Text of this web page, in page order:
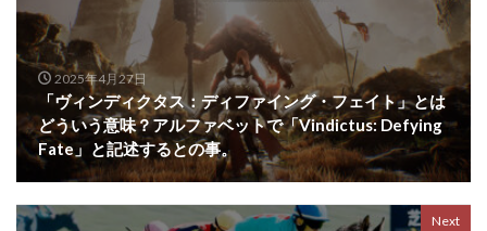
2025年4月27日
「ヴィンディクタス：ディファイング・フェイト」とは
どういう意味？アルファベットで「Vindictus: Defying
Fate」と記述するとの事。
Next